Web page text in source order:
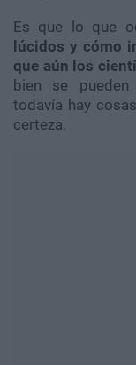
Es que lo que
lúcidos y cómo
que aún los
bien se
todavía hay
certeza.